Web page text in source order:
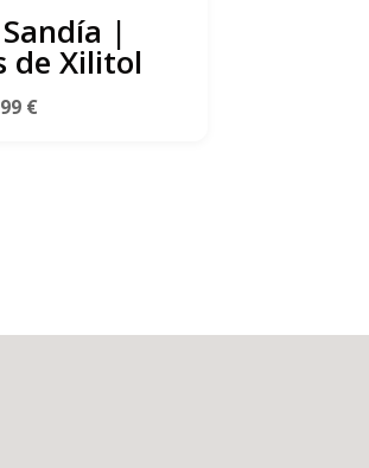
Sandía |
de Xilitol
€